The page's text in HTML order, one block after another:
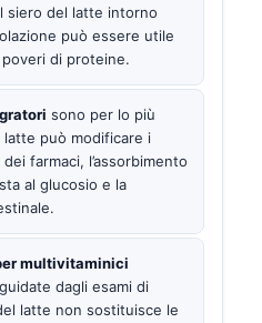
siero del latte intorno
può essere utile
di proteine.
sono per lo più
può modificare i
farmaci, l’assorbimento
al glucosio e la
multivitaminici
dagli esami di
latte non sostituisce le